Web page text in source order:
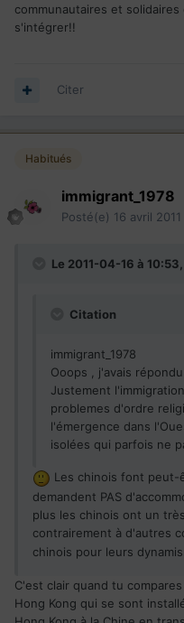
communautaires et
s'intégrer!!
Citer
Habitués
immigrant_1978
Posté(e) 16 avril 2011
Le 2011-04-16 à
Citation
immigrant_1978
Ooops , j'avais
Justement
problemes d'ordre
l'émergence dans
isolées qui parfois ne
Les chinois font peut-
demandent PAS
plus les chinois ont un
contrairement à d'autres
chinois pour leurs
C'est clair quand tu
Hong Kong qui se sont